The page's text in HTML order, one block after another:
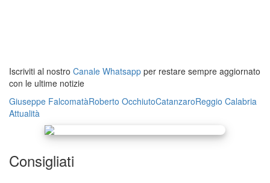
Iscriviti al nostro Canale Whatsapp per restare sempre aggiornato
con le ultime notizie
Giuseppe FalcomatàRoberto OcchiutoCatanzaroReggio Calabria
Attualità
Consigliati